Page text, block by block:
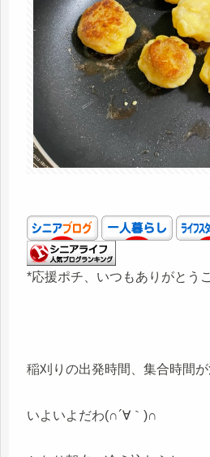
*応援ポチ、いつもありがとう
稲刈りの出発時間、集合時間が
いよいよだわ(∩´∀｀)∩